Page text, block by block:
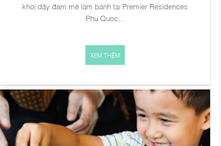
khơi dậy đam mê làm bánh tại Premier Residences
Phu Quoc...
XEM THÊM